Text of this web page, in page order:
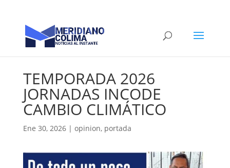
TEMPORADA 2026
JORNADAS INCODE
CAMBIO CLIMÁTICO
Ene 30, 2026| opinion, portada